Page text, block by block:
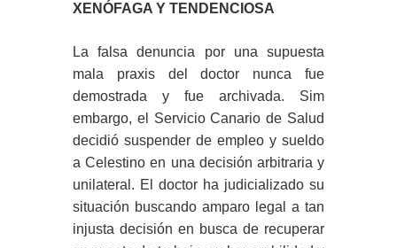
XENÓFAGA Y TENDENCIOSA
La falsa denuncia por una supuesta
mala praxis del doctor nunca fue
demostrada y fue archivada. Sim
embargo, el Servicio Canario de Salud
decidió suspender de empleo y sueldo
a Celestino en una decisión arbitraria y
unilateral. El doctor ha judicializado su
situación buscando amparo legal a tan
injusta decisión en busca de recuperar